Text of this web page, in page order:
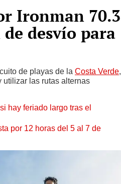
Ironman 70.3
desvío para
de playas de la Costa Verde,
utilizar las rutas alternas
hay feriado largo tras el
por 12 horas del 5 al 7 de